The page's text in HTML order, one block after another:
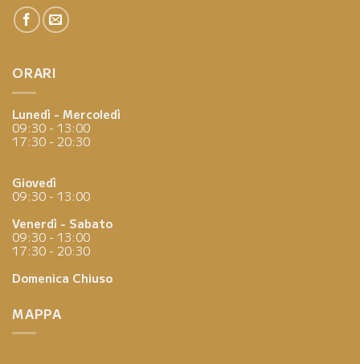
ORARI
Lunedì - Mercoledì
09:30 - 13:00
17:30 - 20:30
Giovedì
09:30 - 13:00
Venerdì - Sabato
09:30 - 13:00
17:30 - 20:30
Domenica Chiuso
MAPPA